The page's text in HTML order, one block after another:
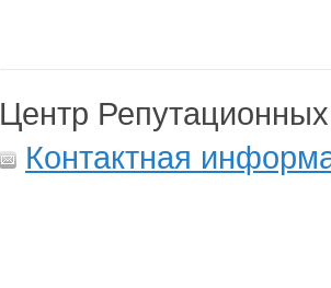
Центр
Контактная